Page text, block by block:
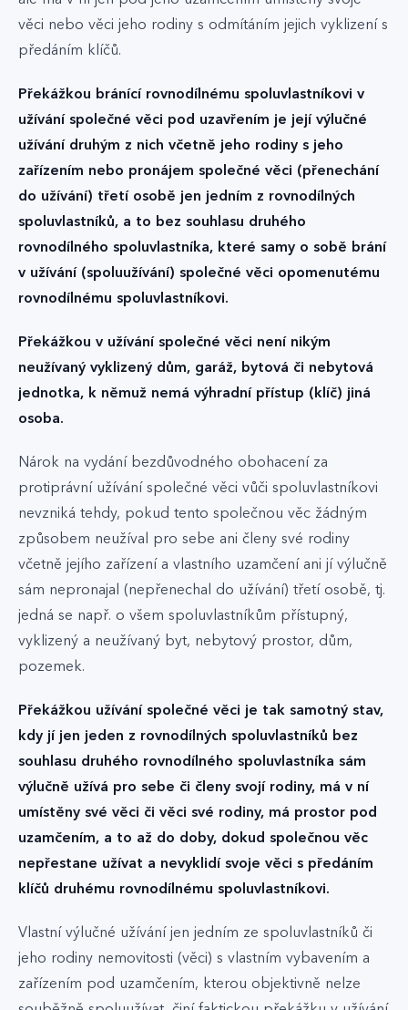
věci nebo věci jeho rodiny s odmítáním jejich vyklizení s
předáním klíčů.
Překážkou bránící rovnodílnému spoluvlastníkovi v
užívání společné věci pod uzavřením je její výlučné
užívání druhým z nich včetně jeho rodiny s jeho
zařízením nebo pronájem společné věci (přenechání
do užívání) třetí osobě jen jedním z rovnodílných
spoluvlastníků, a to bez souhlasu druhého
rovnodílného spoluvlastníka, které samy o sobě brání
v užívání (spoluužívání) společné věci opomenutému
rovnodílnému spoluvlastníkovi.
Překážkou v užívání společné věci není nikým
neužívaný vyklizený dům, garáž, bytová či nebytová
jednotka, k němuž nemá výhradní přístup (klíč) jiná
osoba.
Nárok na vydání bezdůvodného obohacení za
protiprávní užívání společné věci vůči spoluvlastníkovi
nevzniká tehdy, pokud tento společnou věc žádným
způsobem neužíval pro sebe ani členy své rodiny
včetně jejího zařízení a vlastního uzamčení ani jí výlučně
sám nepronajal (nepřenechal do užívání) třetí osobě, tj.
jedná se např. o všem spoluvlastníkům přístupný,
vyklizený a neužívaný byt, nebytový prostor, dům,
pozemek.
Překážkou užívání společné věci je tak samotný stav,
kdy jí jen jeden z rovnodílných spoluvlastníků bez
souhlasu druhého rovnodílného spoluvlastníka sám
výlučně užívá pro sebe či členy svojí rodiny, má v ní
umístěny své věci či věci své rodiny, má prostor pod
uzamčením, a to až do doby, dokud společnou věc
nepřestane užívat a nevyklidí svoje věci s předáním
klíčů druhému rovnodílnému spoluvlastníkovi.
Vlastní výlučné užívání jen jedním ze spoluvlastníků či
jeho rodiny nemovitosti (věci) s vlastním vybavením a
zařízením pod uzamčením, kterou objektivně nelze